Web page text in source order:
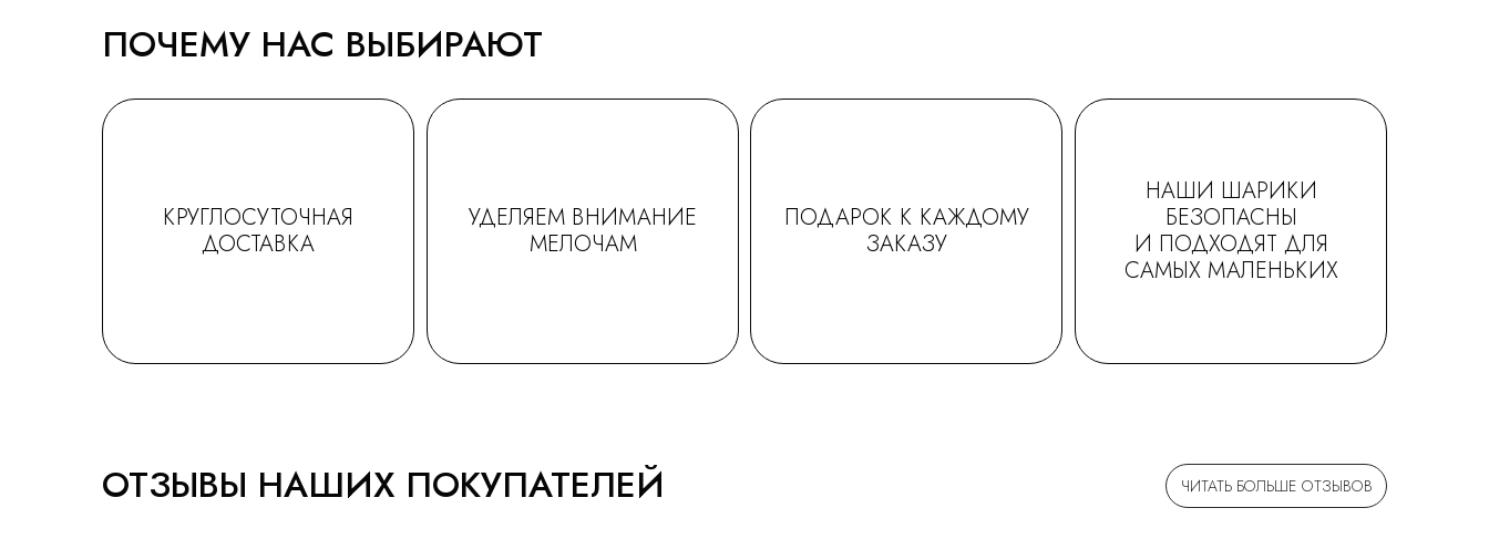
ПОЧЕМУ НАС ВЫБИРАЮТ
КРУГЛОСУТОЧНАЯ
ДОСТАВКА
УДЕЛЯЕМ ВНИМАНИЕ
МЕЛОЧАМ
ПОДАРОК К КАЖДОМУ
ЗАКАЗУ
НАШИ ШАРИКИ
БЕЗОПАСНЫ
И ПОДХОДЯТ ДЛЯ
САМЫХ МАЛЕНЬКИХ
ЧИТАТЬ БОЛЬШЕ ОТЗЫВОВ
ОТЗЫВЫ НАШИХ ПОКУПАТЕЛЕЙ